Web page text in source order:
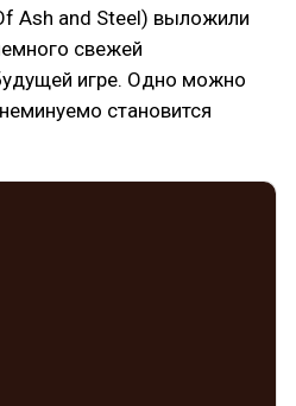
Ash and Steel) выложили
свежей
игре. Одно можно
становится